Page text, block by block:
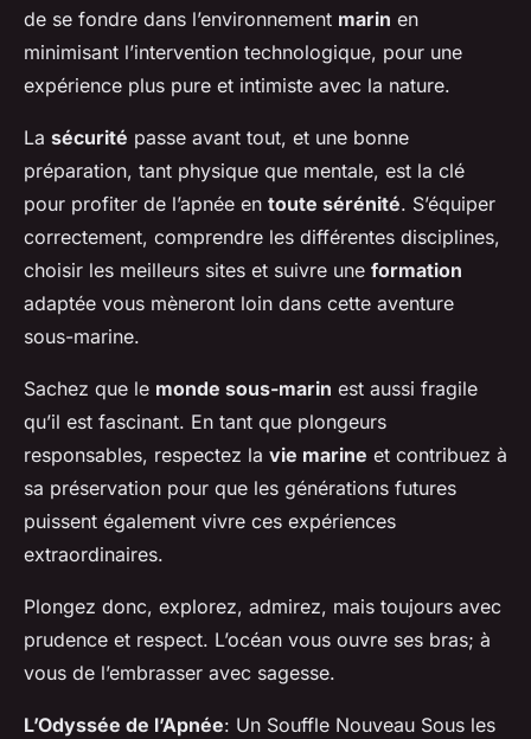
de se fondre dans l’environnement marin en
minimisant l’intervention technologique, pour une
expérience plus pure et intimiste avec la nature.
La sécurité passe avant tout, et une bonne
préparation, tant physique que mentale, est la clé
pour profiter de l’apnée en toute sérénité. S’équiper
correctement, comprendre les différentes disciplines,
choisir les meilleurs sites et suivre une formation
adaptée vous mèneront loin dans cette aventure
sous-marine.
Sachez que le monde sous-marin est aussi fragile
qu’il est fascinant. En tant que plongeurs
responsables, respectez la vie marine et contribuez à
sa préservation pour que les générations futures
puissent également vivre ces expériences
extraordinaires.
Plongez donc, explorez, admirez, mais toujours avec
prudence et respect. L’océan vous ouvre ses bras; à
vous de l’embrasser avec sagesse.
L’Odyssée de l’Apnée: Un Souffle Nouveau Sous les